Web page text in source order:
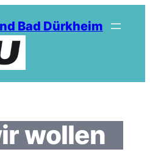
Bad Dürkheim
wollen